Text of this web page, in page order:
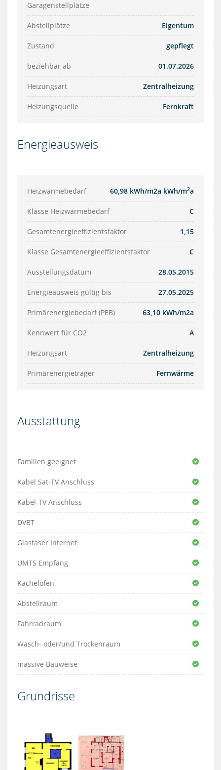
Garagenstellplätze
Abstellplätze Eigentum
Zustand gepflegt
beziehbar ab 01.07.2026
Heizungsart Zentralheizung
Heizungsquelle Fernkraft
Energieausweis
Heizwärmebedarf 60,98 kWh/m2a kWh/m2a
Klasse Heizwärmebedarf C
Gesamtenergieeffizientsfaktor 1,15
Klasse Gesamtenergieeffizientsfaktor C
Ausstellungsdatum 28.05.2015
Energieausweis gültig bis 27.05.2025
Primärenergiebedarf (PEB) 63,10 kWh/m2a
Kennwert für CO2 A
Heizungsart Zentralheizung
Primärenergieträger Fernwärme
Ausstattung
Familien geeignet
Kabel Sat-TV Anschluss
Kabel-TV Anschluss
DVBT
Glasfaser Internet
UMTS Empfang
Kachelofen
Abstellraum
Fahrradraum
Wasch- oder/und Trockenraum
massive Bauweise
Grundrisse